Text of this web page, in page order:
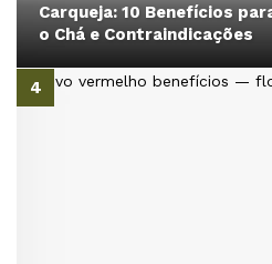
Carqueja: 10 Benefícios
o Chá e Contraindicações